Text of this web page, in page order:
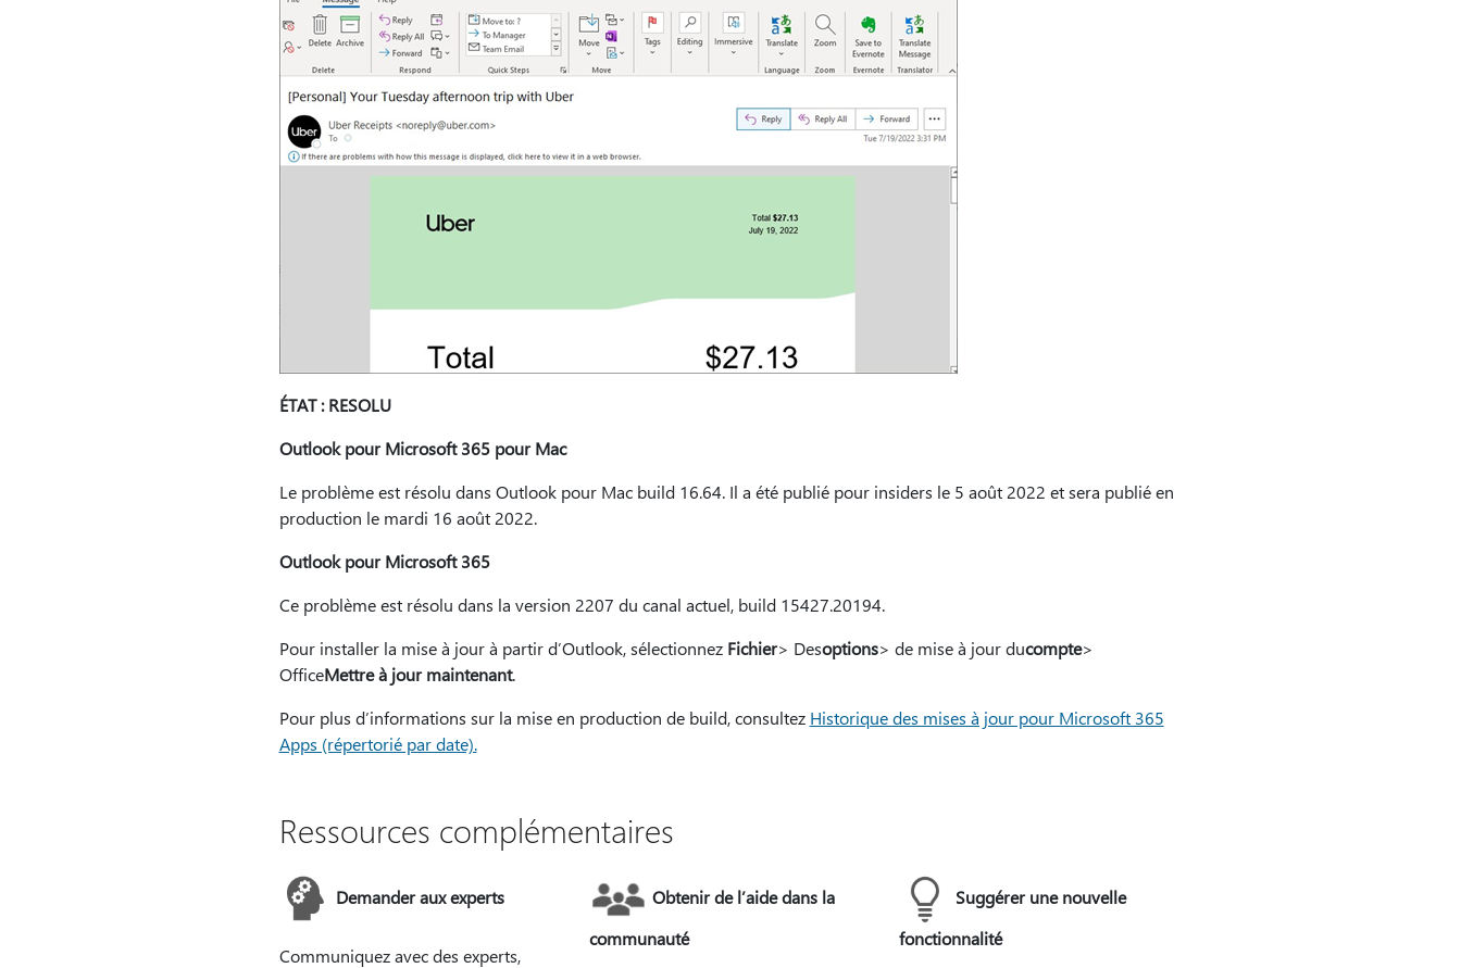
ÉTAT : RESOLU
Outlook pour Microsoft 365 pour Mac
Le problème est résolu dans Outlook pour Mac build 16.64. Il a été publié pour insiders le 5 août 2022 et sera publié en
production le mardi 16 août 2022.
Outlook pour Microsoft 365
Ce problème est résolu dans la version 2207 du canal actuel, build 15427.20194.
Pour installer la mise à jour à partir d’Outlook, sélectionnez Fichier> Desoptions> de mise à jour ducompte>
OfficeMettre à jour maintenant.
Pour plus d’informations sur la mise en production de build, consultez Historique des mises à jour pour Microsoft 365
Apps (répertorié par date).
Ressources complémentaires
Demander aux experts
Communiquez avec des experts,
Obtenir de l’aide dans la
communauté
Suggérer une nouvelle
fonctionnalité